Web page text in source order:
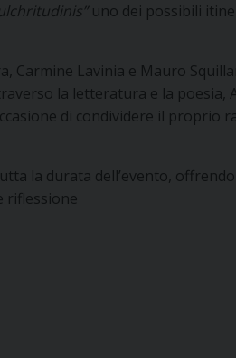
uno dei possibili
Lavinia e Mauro
la letteratura e la poesia,
di condividere il proprio
la durata dell’evento,
riflessione